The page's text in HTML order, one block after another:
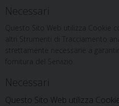
Necessari
Questo Sito Web utilizza Cookie
altri Strumenti di Tracciamento
strettamente necessarie a
fornitura del Servizio.
Necessari
Questo Sito Web utilizza